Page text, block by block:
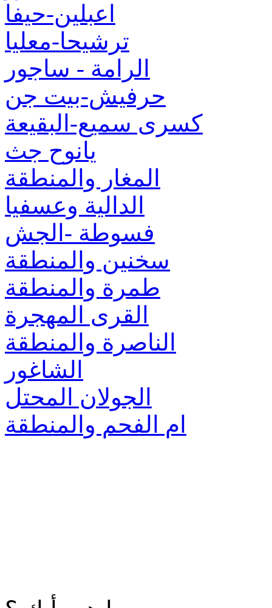
اعبلين-حيفا
ترشيحا-معليا
الرامة - ساجور
حرفيش-بيت جن
كسرى سميع-البقيعة
يانوح جث
المغار والمنطقة
الدالية وعسفيا
فسوطة -الجش
سخنين والمنطقة
طمرة والمنطقة
القرى المهجرة
الناصرة والمنطقة
الشاغور
الجولان المحتل
ام الفحم والمنطقة